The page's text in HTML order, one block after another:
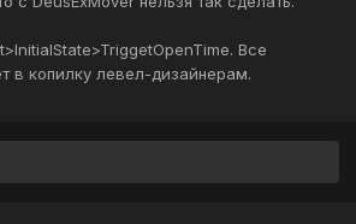
Все
в копилку левел-дизайнерам.